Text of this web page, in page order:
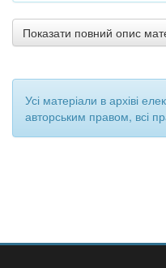
Показати повний опис
Усі матеріали в архіві
авторським правом, всі